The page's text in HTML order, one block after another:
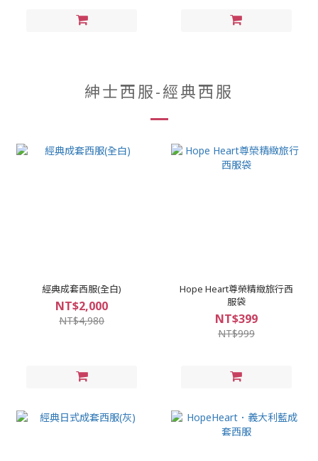
紳士西服-經典西服
經典成套西服(全白)
NT$2,000
NT$4,980
Hope Heart尊榮精緻旅行西
服袋
NT$399
NT$999